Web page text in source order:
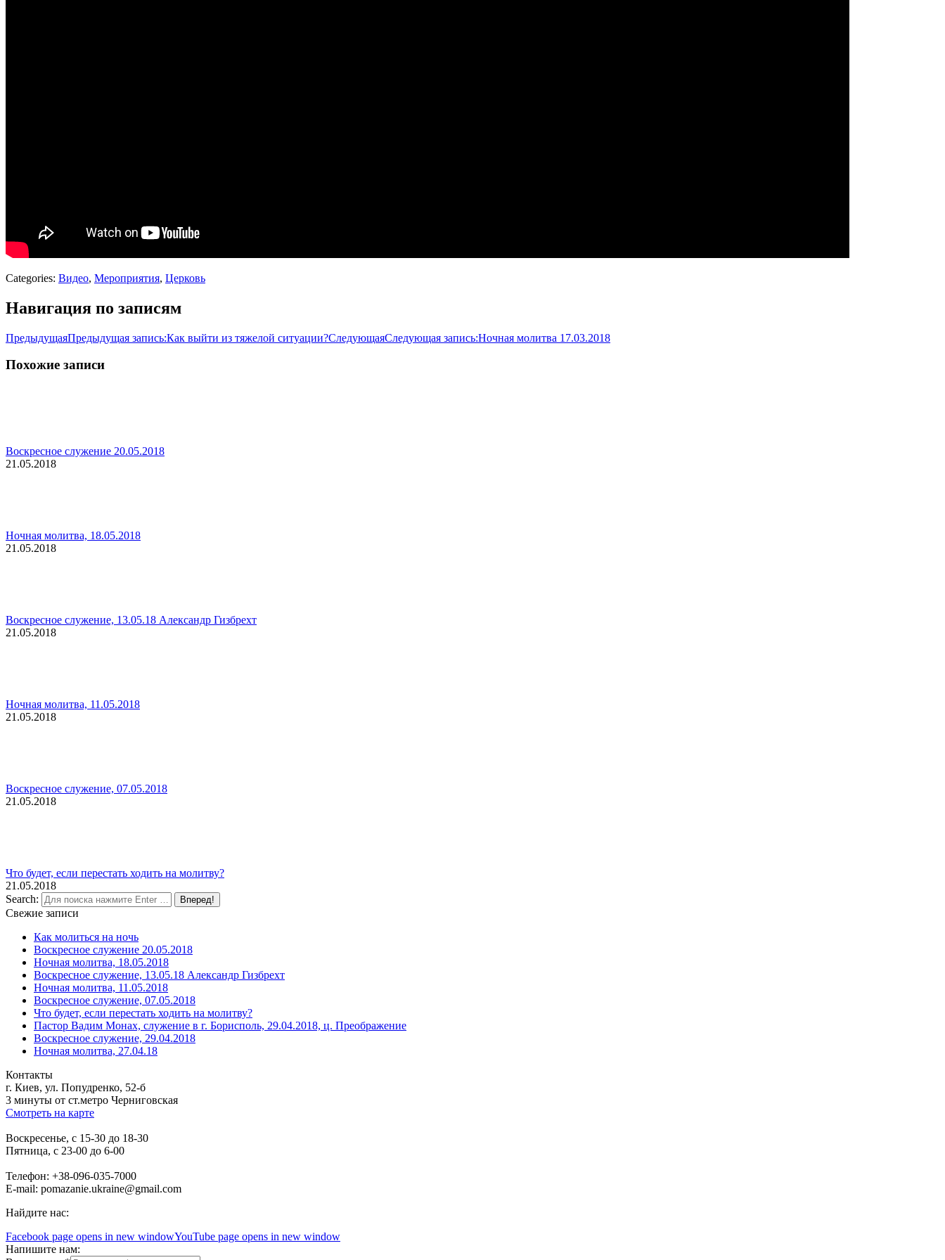
Categories: Видео, Мероприятия, Церковь
Навигация по записям
ПредыдущаяПредыдущая запись:Как выйти из тяжелой ситуации?СледующаяСледующая запись:Ночная молитва 17.03.2018
Похожие записи
Воскресное служение 20.05.2018
21.05.2018
Ночная молитва, 18.05.2018
21.05.2018
Воскресное служение, 13.05.18 Александр Гизбрехт
21.05.2018
Ночная молитва, 11.05.2018
21.05.2018
Воскресное служение, 07.05.2018
21.05.2018
Что будет, если перестать ходить на молитву?
21.05.2018
Search:
Свежие записи
Как молиться на ночь
Воскресное служение 20.05.2018
Ночная молитва, 18.05.2018
Воскресное служение, 13.05.18 Александр Гизбрехт
Ночная молитва, 11.05.2018
Воскресное служение, 07.05.2018
Что будет, если перестать ходить на молитву?
Пастор Вадим Монах, служение в г. Борисполь, 29.04.2018, ц. Преображение
Воскресное служение, 29.04.2018
Ночная молитва, 27.04.18
Контакты
г. Киев, ул. Попудренко, 52-б
3 минуты от ст.метро Черниговская
Смотреть на карте
Воскресенье, с 15-30 до 18-30
Пятница, с 23-00 до 6-00
Телефон: +38-096-035-7000
E-mail: pomazanie.ukraine@gmail.com
Найдите нас:
Facebook page opens in new windowYouTube page opens in new window
Напишите нам: